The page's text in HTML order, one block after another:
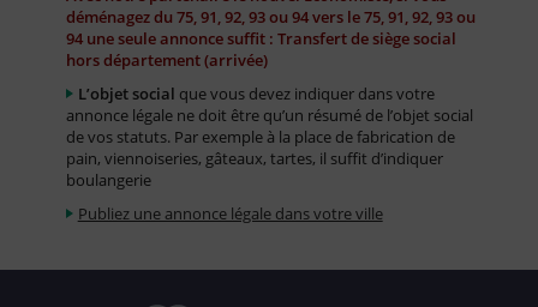
déménagez du 75, 91, 92, 93 ou 94 vers le 75, 91, 92, 93 ou
94 une seule annonce suffit : Transfert de siège social
hors département (arrivée)
L’objet social que vous devez indiquer dans votre
annonce légale ne doit être qu’un résumé de l’objet social
de vos statuts. Par exemple à la place de fabrication de
pain, viennoiseries, gâteaux, tartes, il suffit d’indiquer
boulangerie
Publiez une annonce légale dans votre ville